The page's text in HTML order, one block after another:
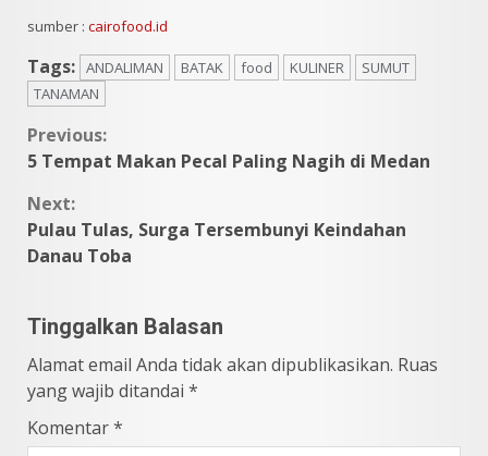
sumber : cairofood.id
Tags: ANDALIMAN BATAK food KULINER
SUMUT
TANAMAN
Continue
Reading
Previous:
5 Tempat Makan Pecal Paling Nagih di Medan
Next:
Pulau Tulas, Surga Tersembunyi Keindahan
Danau Toba
Tinggalkan Balasan
Alamat email Anda tidak akan dipublikasikan. Ruas
yang wajib ditandai *
Komentar*